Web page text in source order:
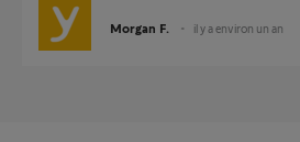
Morgan F. il y a environ un an